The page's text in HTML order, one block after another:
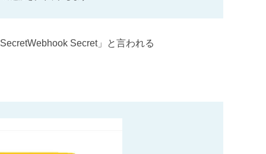
SecretWebhook Secret」と言われる